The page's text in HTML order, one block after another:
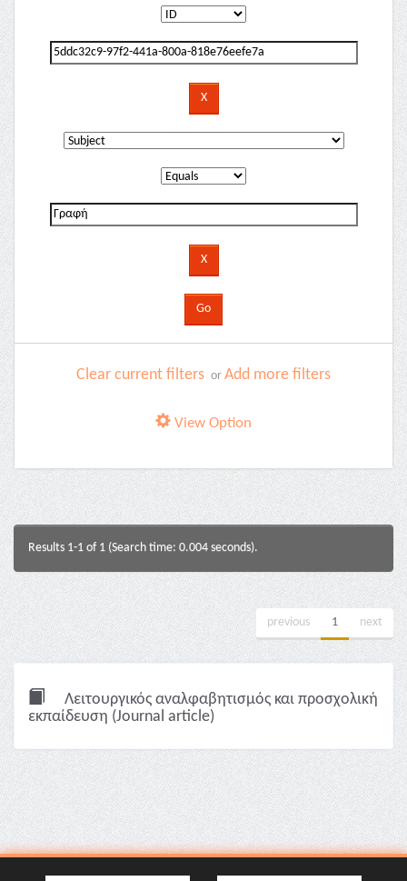
Clear current filters or Add more filters
View Option
Results 1-1 of 1 (Search time: 0.004 seconds).
previous 1 next
Λειτουργικός αναλφαβητισμός και προσχολική
εκπαίδευση (Journal article)